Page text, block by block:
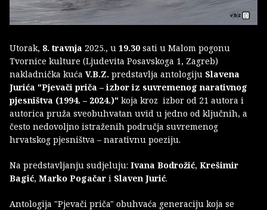
Utorak, 8. travnja 2025., u 19.30 sati u Malom pogonu
Tvornice kulture (Ljudevita Posavskoga 1, Zagreb)
nakladnička kuća V.B.Z. predstavlja antologiju Slavena
Jurića "Pjevači priča – izbor iz suvremenog narativnog
pjesništva (1994. – 2024.)" koja kroz izbor od 21 autora i
autorica pruža sveobuhvatan uvid u jedno od ključnih, a
često nedovoljno istraženih područja suvremenog
hrvatskog pjesništva – narativnu poeziju.
Na predstavljanju sudjeluju: Ivana Bodrožić, Krešimir
Bagić, Marko Pogačar i Slaven Jurić.
Antologija "Pjevači priča" obuhvaća generaciju koja se